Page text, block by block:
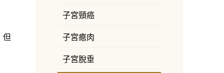
但
子宮頸癌
子宮瘜肉
子宮脫垂